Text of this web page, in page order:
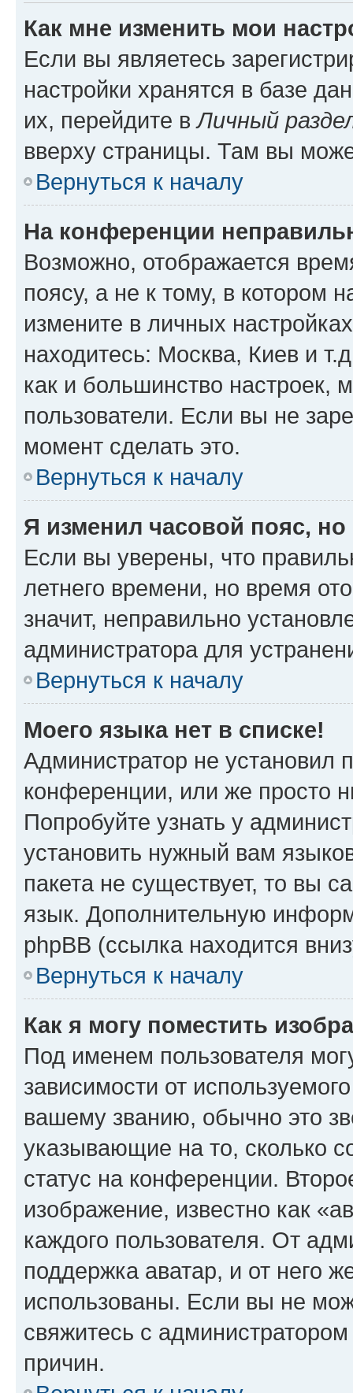
Как мне изменить мои
Если вы являетесь
настройки хранятся в базе
их, перейдите вЛичный
вверху страницы. Там вы
Вернуться к началу
На конференции
Возможно, отображается
поясу, а не к тому, в котором
измените в личных
находитесь: Москва, Киев и
как и большинство настроек,
пользователи. Если вы не
момент сделать это.
Вернуться к началу
Я изменил часовой пояс,
Если вы уверены, что
летнего времени, но время
значит, неправильно
администратора для
Вернуться к началу
Моего языка нет в списке!
Администратор не установил
конференции, или же просто
Попробуйте узнать у
установить нужный вам
пакета не существует, то вы
язык. Дополнительную
phpBB (ссылка находится
Вернуться к началу
Как я могу поместить
Под именем пользователя
зависимости от
вашему званию, обычно это
указывающие на то, сколько
статус на конференции.
изображение, известно как
каждого пользователя. От
поддержка аватар, и от него
использованы. Если вы не
свяжитесь с
причин.